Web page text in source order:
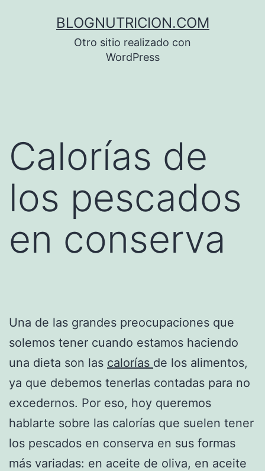
BLOGNUTRICION.COM
Otro sitio realizado con
WordPress
Calorías de
los pescados
en conserva
Una de las grandes preocupaciones que
solemos tener cuando estamos haciendo
una dieta son las calorías de los alimentos,
ya que debemos tenerlas contadas para no
excedernos. Por eso, hoy queremos
hablarte sobre las calorías que suelen tener
los pescados en conserva en sus formas
más variadas: en aceite de oliva, en aceite